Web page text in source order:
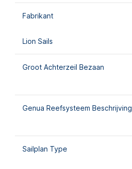
Fabrikant
Lion Sails
Groot Achterzeil Bezaan
Genua Reefsysteem Beschrijving
Sailplan Type